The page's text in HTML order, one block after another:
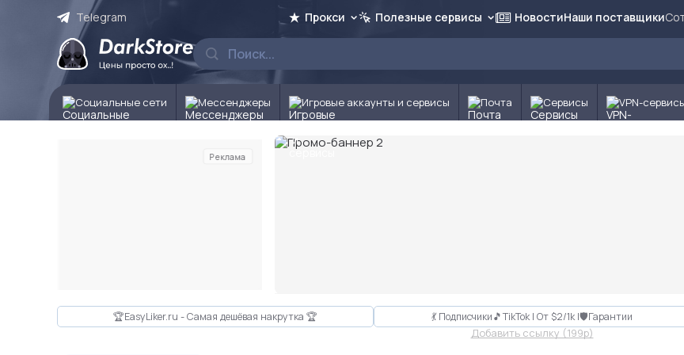
Telegram Прокси Полезные сервисы НовостиНаши поставщики
Социальные сети Мессенджеры Игровые аккаунты и сервисы Почта Сервисы VPN-
Реклама
🏆EasyLiker.ru - Самая дешёвая накрутка 🏆 💃 Подписчики🎵TikTok | От $2/1k |🛡Гарантии
Добавить ссылку (199p)